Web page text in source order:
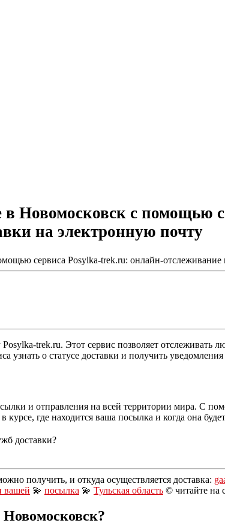
Новомосковск с помощью
на электронную почту
сервиса Posylka-trek.ru: онлайн-отслеживание
trek.ru. Этот сервис позволяет
о статусе доставки и получить уведомления
и отправления на всей территории мира. С
где находится ваша посылка и когда она
доставки?
получить, и откуда осуществляется доставка:
вашей 💫 посылка 💫 Тульская область © читайте на